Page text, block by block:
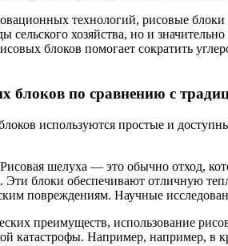
технологий, рисовые
сельского хозяйства, но и
блоков помогает сократить
блоков по сравнению с
используются простые и
шелуха — это обычно отход,
Эти блоки обеспечивают отличную
повреждениям. Научные
преимуществ, использование
катастрофы. Например, например, в